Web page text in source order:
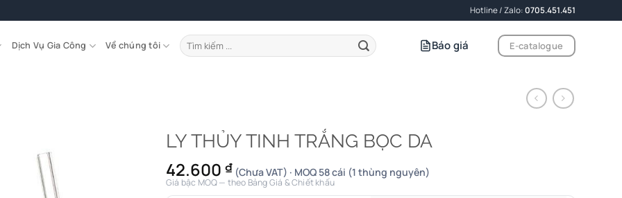
Hotline / Zalo:0705.451.451
Dịch Vụ Gia Công Về chúng tôi
Tìm
kiếm:
Báo giá E-catalogue
LY THỦY TINH TRẮNG BỌC DA
42.600 ₫ (Chưa VAT) · MOQ 58 cái (1 thùng nguyên)
Giá bậc MOQ — theo Bảng Giá & Chiết khấu